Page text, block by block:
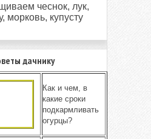
чеснок, лук,
морковь, купусту
дачнику
Как и чем, в
какие сроки
подкармливать
огурцы?